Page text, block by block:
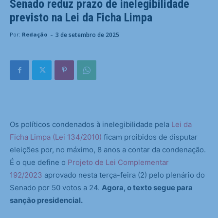
Senado reduz prazo de inelegibilidade
previsto na Lei da Ficha Limpa
Por: Redação - 3 de setembro de 2025
Os políticos condenados à inelegibilidade pela Lei da
Ficha Limpa (Lei 134/2010) ficam proibidos de disputar
eleições por, no máximo, 8 anos a contar da condenação.
É o que define o Projeto de Lei Complementar
192/2023 aprovado nesta terça-feira (2) pelo plenário do
Senado por 50 votos a 24. Agora, o texto segue para
sanção presidencial.